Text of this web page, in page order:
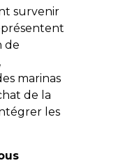
survenir
de
marinas
de la
les